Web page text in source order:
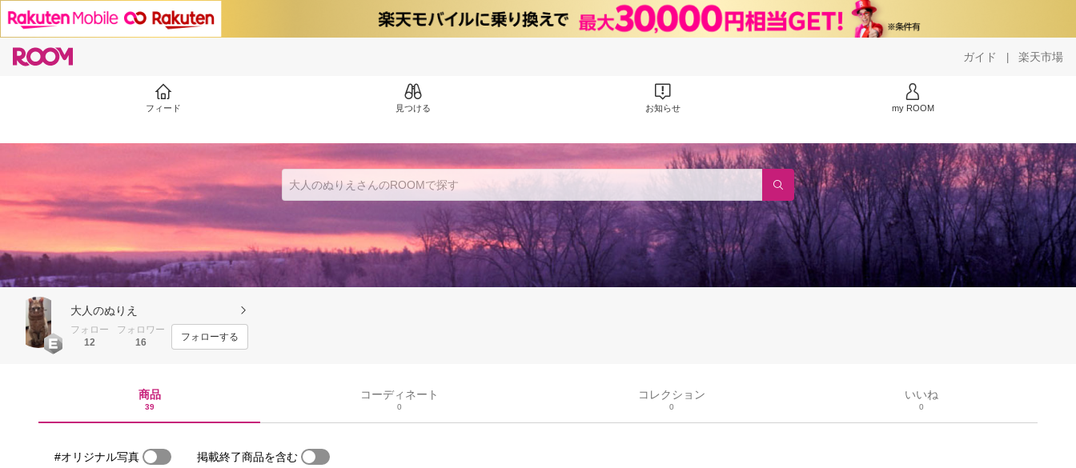
ガイド | 楽天市場
フィード 見つける お知らせ my ROOM
大人のぬりえ
フォロー
12
フォロワー
16
フォローする
商品
39
コーディネート
0
コレクション
0
いいね
0
#オリジナル写真 掲載終了商品を含む